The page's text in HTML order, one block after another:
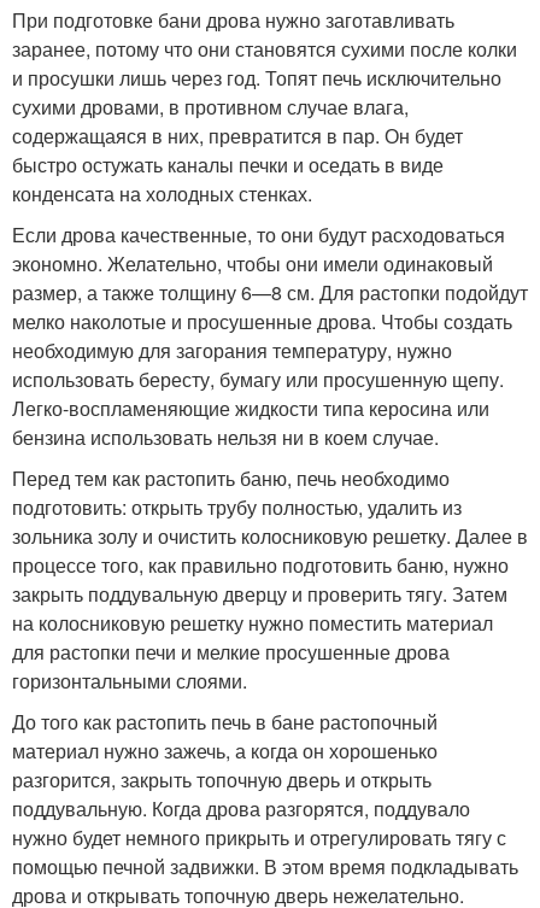
При подготовке бани дрова нужно заготавливать
заранее, потому что они становятся сухими после колки
и просушки лишь через год. Топят печь исключительно
сухими дровами, в противном случае влага,
содержащаяся в них, превратится в пар. Он будет
быстро остужать каналы печки и оседать в виде
конденсата на холодных стенках.
Если дрова качественные, то они будут расходоваться
экономно. Желательно, чтобы они имели одинаковый
размер, а также толщину 6—8 см. Для растопки подойдут
мелко наколотые и просушенные дрова. Чтобы создать
необходимую для загорания температуру, нужно
использовать бересту, бумагу или просушенную щепу.
Легко-воспламеняющие жидкости типа керосина или
бензина использовать нельзя ни в коем случае.
Перед тем как растопить баню, печь необходимо
подготовить: открыть трубу полностью, удалить из
зольника золу и очистить колосниковую решетку. Далее в
процессе того, как правильно подготовить баню, нужно
закрыть поддувальную дверцу и проверить тягу. Затем
на колосниковую решетку нужно поместить материал
для растопки печи и мелкие просушенные дрова
горизонтальными слоями.
До того как растопить печь в бане растопочный
материал нужно зажечь, а когда он хорошенько
разгорится, закрыть топочную дверь и открыть
поддувальную. Когда дрова разгорятся, поддувало
нужно будет немного прикрыть и отрегулировать тягу с
помощью печной задвижки. В этом время подкладывать
дрова и открывать топочную дверь нежелательно.